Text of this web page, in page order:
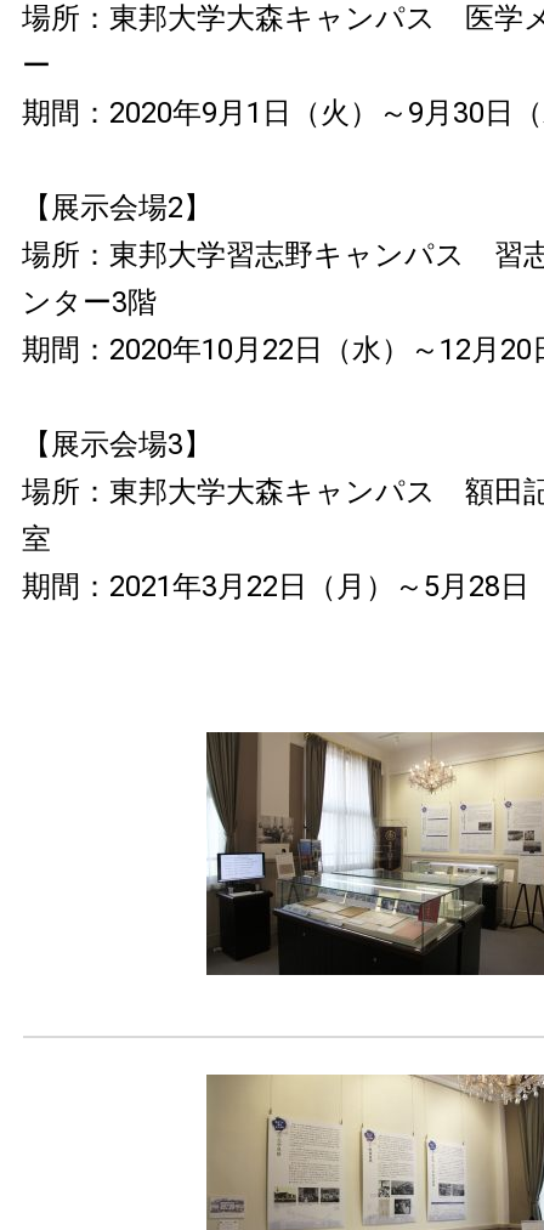
場所：東邦大学大森キャンパス 医学
ー
期間：2020年9月1日（火）～9月30日
【展示会場2】
場所：東邦大学習志野キャンパス 習
ンター3階
期間：2020年10月22日（水）～12月20
【展示会場3】
場所：東邦大学大森キャンパス 額田
室
期間：2021年3月22日（月）～5月28日